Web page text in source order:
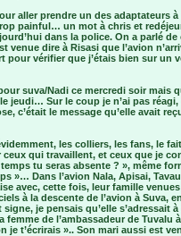
aller prendre un des adaptateurs à
painful… un mot à chris et
dans la police. On a parlé
dire à Risasi que l’avion
pour vérifier que j’étais bien sur un
suva/Nadi ce mercredi soir mais
jeudi… Sur le coup je n’ai pas réagi,
c’était le message qu’elle avait
les colliers, les fans, le
qui travaillent, et ceux que je
tu seras absente ? », même
»… Dans l’avion Nala, Apisai,
avec, cette fois, leur famille
à la descente de l’avion à Suva,
je pensais qu’elle s’adressait à
femme de l’ambassadeur de Tuvalu
t’écrirais ».. Son mari aussi est